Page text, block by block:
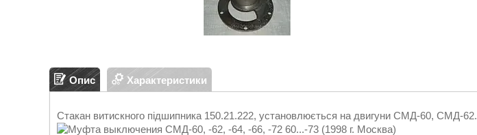
Опис Характеристики
Стакан витискного підшипника 150.21.222, установлюється на двигуни СМД-60, СМД-62.